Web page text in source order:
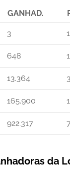
GANHAD.
3
648
13.364
165.900
922.317
da